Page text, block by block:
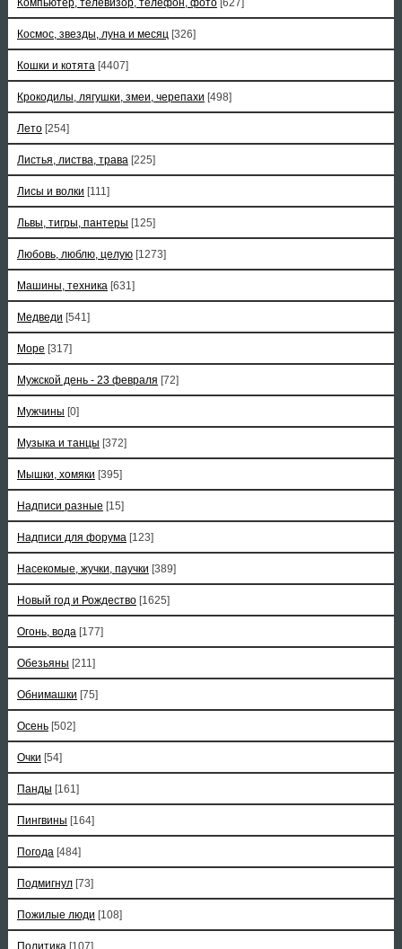
Компьютер, телевизор, телефон, фото [627]
Космос, звезды, луна и месяц [326]
Кошки и котята [4407]
Крокодилы, лягушки, змеи, черепахи [498]
Лето [254]
Листья, листва, трава [225]
Лисы и волки [111]
Львы, тигры, пантеры [125]
Любовь, люблю, целую [1273]
Машины, техника [631]
Медведи [541]
Море [317]
Мужской день - 23 февраля [72]
Мужчины [0]
Музыка и танцы [372]
Мышки, хомяки [395]
Надписи разные [15]
Надписи для форума [123]
Насекомые, жучки, паучки [389]
Новый год и Рождество [1625]
Огонь, вода [177]
Обезьяны [211]
Обнимашки [75]
Осень [502]
Очки [54]
Панды [161]
Пингвины [164]
Погода [484]
Подмигнул [73]
Пожилые люди [108]
Политика [107]